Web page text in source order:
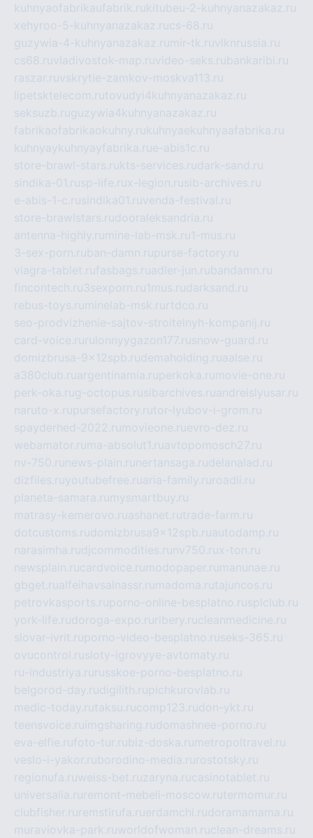
kuhnyaofabrikaufabrik.rukitubeu-2-kuhnyanazakaz.ru
xehyroo-5-kuhnyanazakaz.rucs-68.ru
guzywia-4-kuhnyanazakaz.ru mir-tk.ruvlknrussia.ru
cs68.ruvladivostok-map.ruvideo-seks.rubankaribi.ru
raszar.ruvskrytie-zamkov-moskva113.ru
lipetsktelecom.rutovudyi4kuhnyanazakaz.ru
seksuzb.ruguzywia4kuhnyanazakaz.ru
fabrikaofabrikaokuhny.rukuhnyaekuhnyaafabrika.ru
kuhnyaykuhnyayfabrika.rue-abis1c.ru
store-brawl-stars.rukts-services.rudark-sand.ru
sindika-01.rusp-life.rux-legion.rusib-archives.ru
e-abis-1-c.rusindika01.ruvenda-festival.ru
store-brawlstars.rudooraleksandria.ru
antenna-highly.ru mine-lab-msk.ru1-mus.ru
3-sex-porn.ruban-damn.rupurse-factory.ru
viagra-tablet.rufasbags.ruadler-jun.rubandamn.ru
fincontech.ru3sexporn.ru1mus.rudarksand.ru
rebus-toys.ru minelab-msk.ru rtdco.ru
seo-prodvizhenie-sajtov-stroitelnyh-kompanij.ru
card-voice.ru rulonnyygazon177.rusnow-guard.ru
domizbrusa-9x12spb.rudemaholding.ruaalse.ru
a380club.ruargentinamia.ruperkoka.ru movie-one.ru
perk-oka.rug-octopus.rusibarchives.ruandreislyusar.ru
naruto-x.rupursefactory.rutor-lyubov-i-grom.ru
spayderhed-2022.ru movieone.ruevro-dez.ru
webamator.ru ma-absolut1.ruavtopomosch27.ru
nv-750.ru news-plain.ru nertansaga.rudelanalad.ru
dizfiles.ruyoutubefree.ruaria-family.ru roadli.ru
planeta-samara.ru mysmartbuy.ru
matrasy-kemerovo.ruashanet.rutrade-farm.ru
dotcustoms.rudomizbrusa9x12spb.ruautodamp.ru
narasimha.rudjcommodities.ru nv750.rux-ton.ru
newsplain.rucardvoice.ru modopaper.ru manunae.ru
gbget.rualfeihavsalnassr.ru madoma.rutajuncos.ru
petrovkasports.ruporno-online-besplatno.rusplclub.ru
york-life.rudoroga-expo.ru ribery.rucleanmedicine.ru
slovar-ivrit.ruporno-video-besplatno.ruseks-365.ru
ovucontrol.rusloty-igrovyye-avtomaty.ru
ru-industriya.ru russkoe-porno-besplatno.ru
belgorod-day.rudigilith.rupichkurovlab.ru
medic-today.rutaksu.rucomp123.rudon-ykt.ru
teensvoice.ru imgsharing.rudomashnee-porno.ru
eva-elfie.rufoto-tur.rubiz-doska.ru metropoltravel.ru
veslo-i-yakor.ruborodino-media.ru rostotsky.ru
regionufa.ruweiss-bet.ruzaryna.rucasinotablet.ru
universalia.ru remont-mebeli-moscow.rutermomur.ru
clubfisher.ru remstirufa.ruerdamchi.rudoramamama.ru
muraviovka-park.ruworldofwoman.ruclean-dreams.ru